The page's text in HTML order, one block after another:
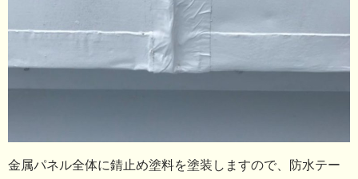
金属パネル全体に錆止め塗料を塗装しますので、防水テー